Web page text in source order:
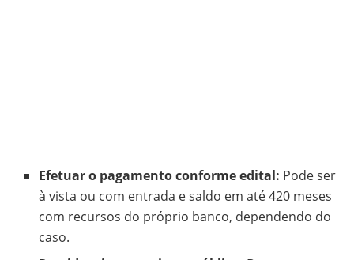
Efetuar o pagamento conforme edital: Pode ser
à vista ou com entrada e saldo em até 420 meses
com recursos do próprio banco, dependendo do
caso.